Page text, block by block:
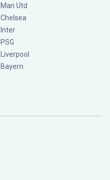
Man Utd
Chelsea
Inter
PSG
Liverpool
Bayern